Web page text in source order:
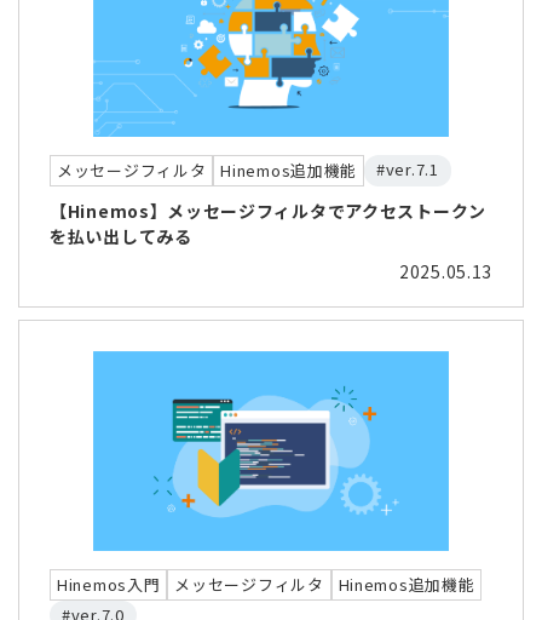
メッセージフィルタ Hinemos追加機能 #ver.7.1
【Hinemos】メッセージフィルタでアクセストークン
を払い出してみる
2025.05.13
Hinemos入門 メッセージフィルタ
Hinemos追加機能
#ver.7.0